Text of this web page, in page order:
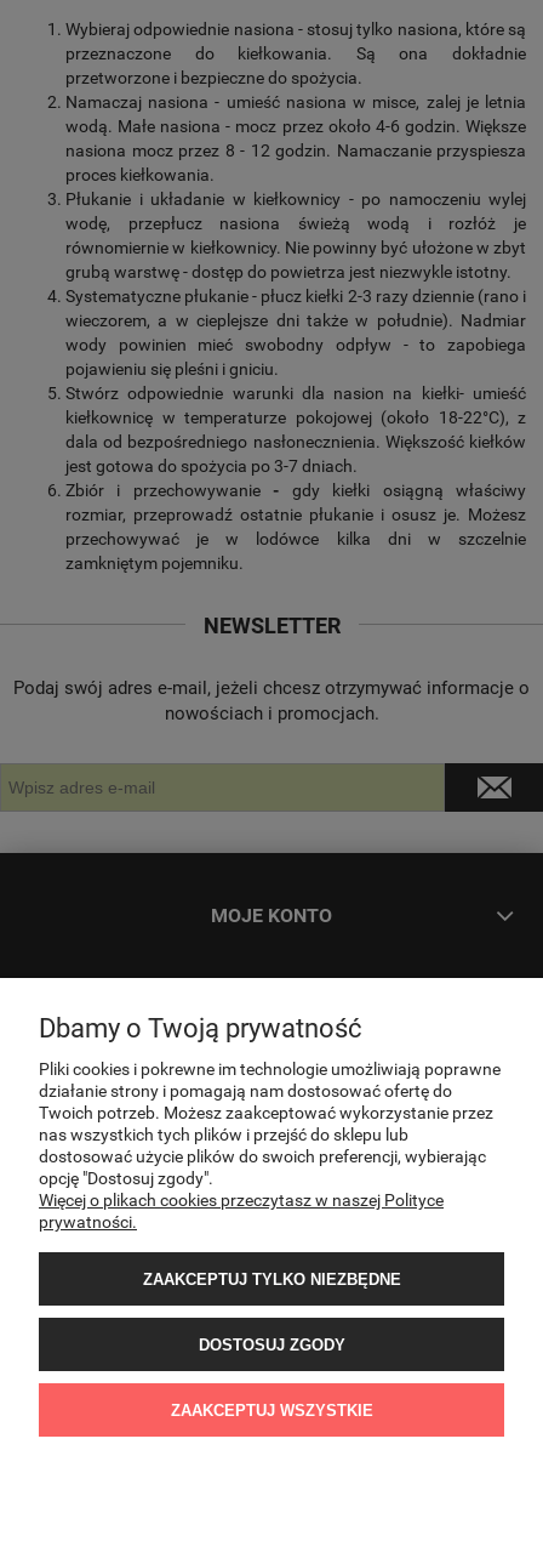
Wybieraj odpowiednie nasiona - stosuj tylko nasiona, które są
przeznaczone do kiełkowania. Są ona dokładnie
przetworzone i bezpieczne do spożycia.
Namaczaj nasiona - umieść nasiona w misce, zalej je letnia
wodą. Małe nasiona - mocz przez około 4-6 godzin. Większe
nasiona mocz przez 8 - 12 godzin. Namaczanie przyspiesza
proces kiełkowania.
Płukanie i układanie w kiełkownicy - po namoczeniu wylej
wodę, przepłucz nasiona świeżą wodą i rozłóż je
równomiernie w kiełkownicy. Nie powinny być ułożone w zbyt
grubą warstwę - dostęp do powietrza jest niezwykle istotny.
Systematyczne płukanie - płucz kiełki 2-3 razy dziennie (rano i
wieczorem, a w cieplejsze dni także w południe). Nadmiar
wody powinien mieć swobodny odpływ - to zapobiega
pojawieniu się pleśni i gniciu.
Stwórz odpowiednie warunki dla nasion na kiełki- umieść
kiełkownicę w temperaturze pokojowej (około 18-22°C), z
dala od bezpośredniego nasłonecznienia. Większość kiełków
jest gotowa do spożycia po 3-7 dniach.
Zbiór i przechowywanie- gdy kiełki osiągną właściwy
rozmiar, przeprowadź ostatnie płukanie i osusz je. Możesz
przechowywać je w lodówce kilka dni w szczelnie
zamkniętym pojemniku.
NEWSLETTER
Podaj swój adres e-mail, jeżeli chcesz otrzymywać informacje o
nowościach i promocjach.
MOJE KONTO
INFORMACJE
O NAS
KONTAKT
Sklep internetowy PNOS | Ożarowska 40/42, 05-850 Ożarów Mazowiecki | E-mail:
Dbamy o Twoją prywatność
Pliki cookies i pokrewne im technologie umożliwiają poprawne
działanie strony i pomagają nam dostosować ofertę do
Twoich potrzeb. Możesz zaakceptować wykorzystanie przez
nas wszystkich tych plików i przejść do sklepu lub
dostosować użycie plików do swoich preferencji, wybierając
opcję "Dostosuj zgody".
Więcej o plikach cookies przeczytasz w naszej Polityce
prywatności.
ZAAKCEPTUJ TYLKO NIEZBĘDNE
DOSTOSUJ ZGODY
ZAAKCEPTUJ WSZYSTKIE